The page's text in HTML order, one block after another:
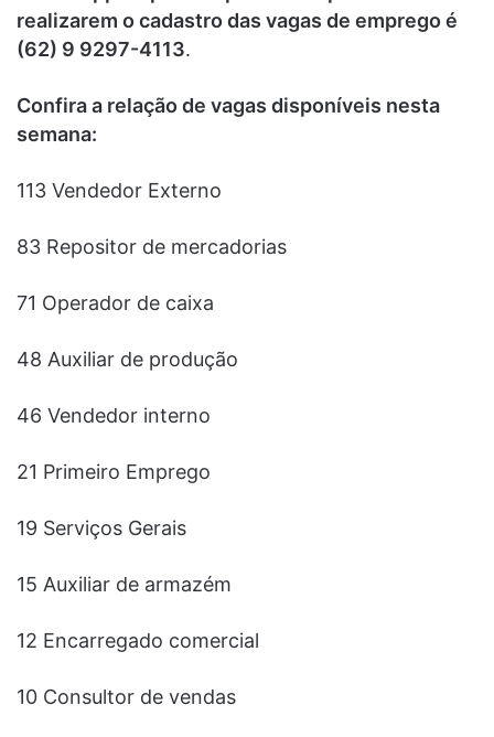
realizarem o cadastro das vagas de emprego é
(62) 9 9297-4113.
Confira a relação de vagas disponíveis nesta
semana:
113 Vendedor Externo
83 Repositor de mercadorias
71 Operador de caixa
48 Auxiliar de produção
46 Vendedor interno
21 Primeiro Emprego
19 Serviços Gerais
15 Auxiliar de armazém
12 Encarregado comercial
10 Consultor de vendas